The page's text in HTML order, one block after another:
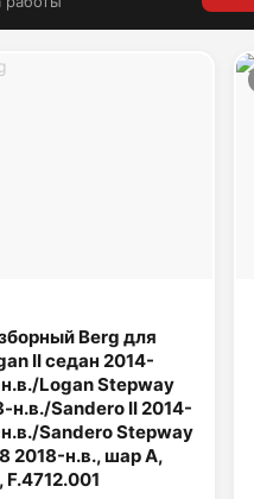
Berg для
II седан 2014-
Logan Stepway
н.в./Sandero II 2014-
Sandero Stepway
2018-н.в., шар A,
F.4712.001